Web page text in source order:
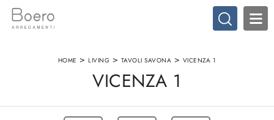
HOME >LIVING > TAVOLI SAVONA > VICENZA 1
VICENZA 1